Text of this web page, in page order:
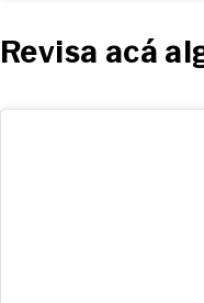
Revisa acá